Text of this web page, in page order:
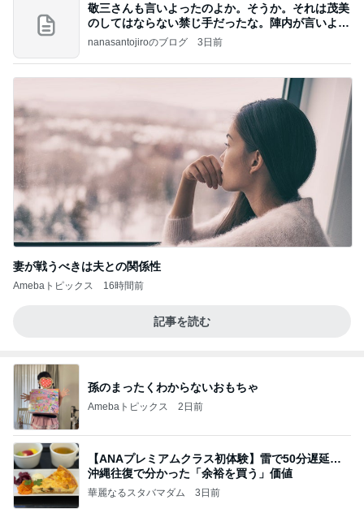
敬三さんも言いよったのよか。そうか。それは茂美
のしてはならない禁じ手だったな。陣内が言いよる
のよ
nanasantojiroのブログ 3日前
妻が戦うべきは夫との関係性
Amebaトピックス 16時間前
記事を読む
孫のまったくわからないおもちゃ
Amebaトピックス 2日前
【ANAプレミアムクラス初体験】雷で50分遅延…
沖縄往復で分かった「余裕を買う」価値
華麗なるスタバマダム 3日前